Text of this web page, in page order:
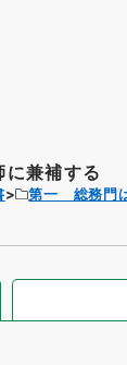
兼補する
第一 総務門